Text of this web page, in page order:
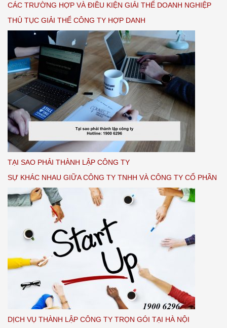
CÁC TRƯỜNG HỢP VÀ ĐIỀU KIỆN GIẢI THỂ DOANH NGHIỆP
THỦ TỤC GIẢI THỂ CÔNG TY HỢP DANH
TẠI SAO PHẢI THÀNH LẬP CÔNG TY
SỰ KHÁC NHAU GIỮA CÔNG TY TNHH VÀ CÔNG TY CỔ PHẦN
DỊCH VỤ THÀNH LẬP CÔNG TY TRỌN GÓI TẠI HÀ NỘI